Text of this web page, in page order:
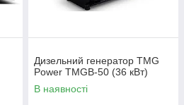
Дизельний генератор TMG
Power TMGB-50 (36 кВт)
В наявності